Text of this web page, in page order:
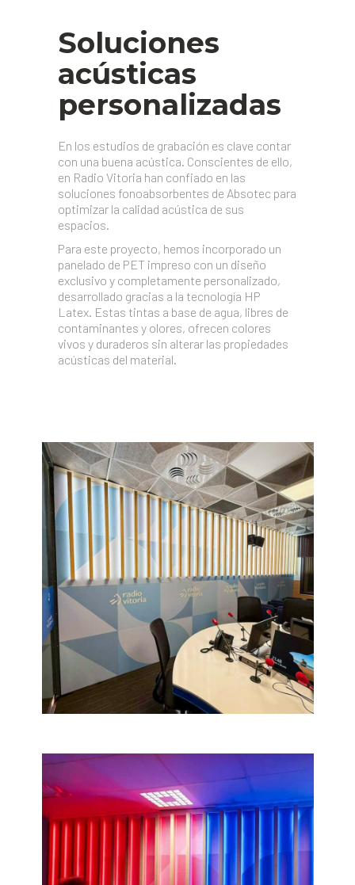
Soluciones
acústicas
personalizadas
En los estudios de grabación es clave contar
con una buena acústica. Conscientes de ello,
en Radio Vitoria han confiado en las
soluciones fonoabsorbentes de Absotec para
optimizar la calidad acústica de sus
espacios.
Para este proyecto, hemos incorporado un
panelado de PET impreso con un diseño
exclusivo y completamente personalizado,
desarrollado gracias a la tecnología HP
Latex. Estas tintas a base de agua, libres de
contaminantes y olores, ofrecen colores
vivos y duraderos sin alterar las propiedades
acústicas del material.